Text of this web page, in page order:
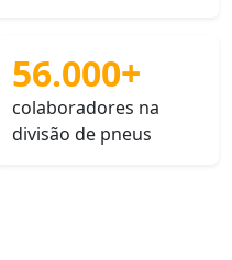
56.000+
colaboradores na
divisão de pneus